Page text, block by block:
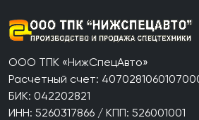
ООО ТПК «НижСпецАвто»
Расчетный счет:
БИК: 042202821
ИНН: 5260317866 / КПП: 526001001